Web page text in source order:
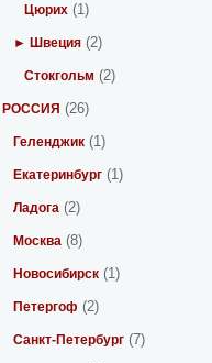
Цюрих (1)
► Швеция (2)
Стокгольм (2)
РОССИЯ (26)
Геленджик (1)
Екатеринбург (1)
Ладога (2)
Москва (8)
Новосибирск (1)
Петергоф (2)
Санкт-Петербург (7)